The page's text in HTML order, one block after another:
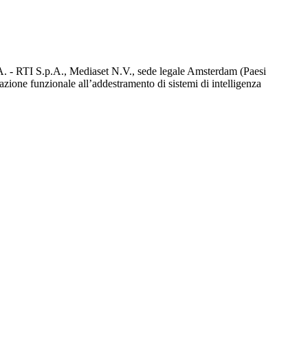
RTI S.p.A., Mediaset N.V., sede legale Amsterdam (Paesi
funzionale all’addestramento di sistemi di intelligenza